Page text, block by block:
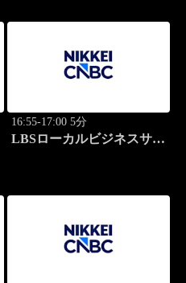
16:55-17:00 5分
LBSローカルビジネスサテ